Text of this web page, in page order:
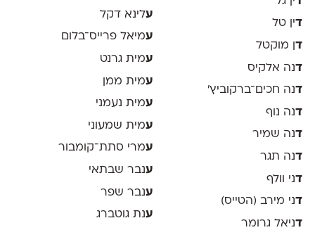
דין טל
דן מוקטל
דנה אלקיס
דנה חכים־ברקוביץ׳
דנה נוף
דנה שמיר
דנה תגר
דני וולף
דני מירב (הטייס)
דניאל גרומר
עלינא דקל
עמיאל פרייס־בלום
עמית גרנט
עמית ממן
עמית נעמני
עמית שמעוני
עמרי סתת־קומבור
ענבר שבתאי
ענבר שפר
ענת גוטברג